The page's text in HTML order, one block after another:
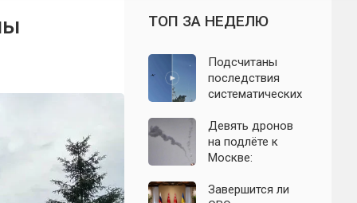
ТОП ЗА НЕДЕЛЮ
Подсчитаны
последствия
систематических
Ленинградскую
область: что
известно к 7
Девять дронов
на подлёте к
Москве:
ночной атаки
Завершится ли